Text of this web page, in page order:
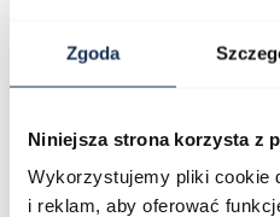
Zgoda
Niniejsza strona korzysta z
Wykorzystujemy pliki cookie
i reklam, aby oferować
Kolor tarczy
Kod producenta